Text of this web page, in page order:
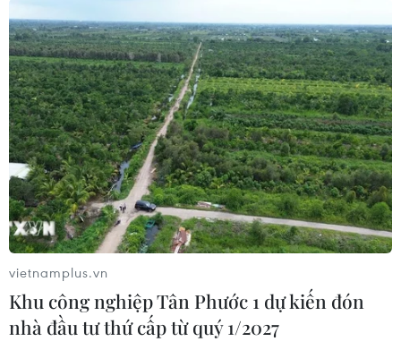
#Bắc Bộ #Tây Nguyên #Nam Bộ
#Sa Pa
#Mẫu Sơn
#Nhiệt độ #Rét đậm
vietnamplus.vn
Khu công nghiệp Tân Phước 1 dự kiến đón
nhà đầu tư thứ cấp từ quý 1/2027